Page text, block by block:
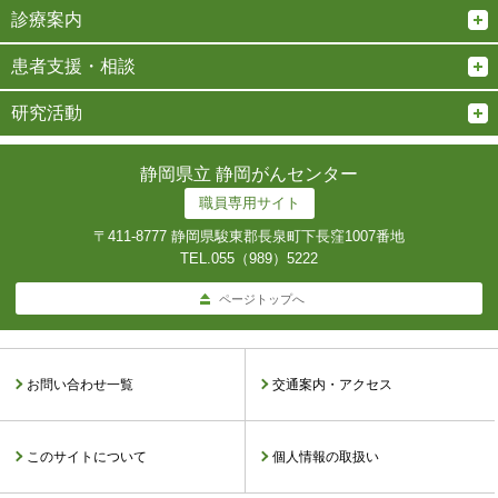
診療案内
患者支援・相談
研究活動
静岡県立 静岡がんセンター
職員専用サイト
〒411-8777 静岡県駿東郡長泉町下長窪1007番地
TEL.055（989）5222
ページトップへ
お問い合わせ一覧 交通案内・アクセス
このサイトについて 個人情報の取扱い